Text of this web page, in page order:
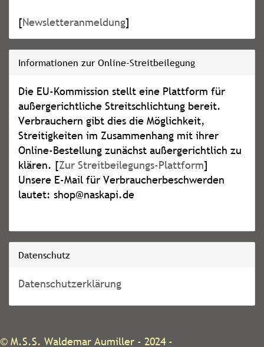
[Newsletteranmeldung]
Informationen zur Online-Streitbeilegung
Die EU-Kommission stellt eine Plattform für
außergerichtliche Streitschlichtung bereit.
Verbrauchern gibt dies die Möglichkeit,
Streitigkeiten im Zusammenhang mit ihrer
Online-Bestellung zunächst außergerichtlich zu
klären. [Zur Streitbeilegungs-Plattform]
Unsere E-Mail für Verbraucherbeschwerden
lautet: shop@naskapi.de
Datenschutz
Datenschutzerklärung
© M.S.S. Waldemar Aumiller - 2024 -